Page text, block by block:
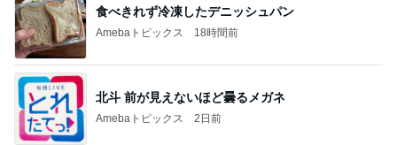
食べきれず冷凍したデニッシュパン
Amebaトピックス 18時間前
北斗 前が見えないほど曇るメガネ
Amebaトピックス 2日前